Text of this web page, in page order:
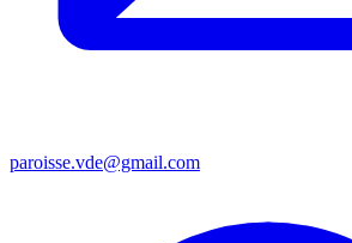
paroisse.vde@gmail.com